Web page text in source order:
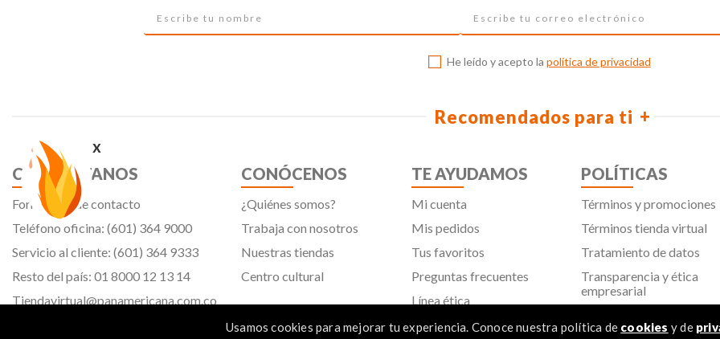
x
Usamos cookies para mejorar tu experiencia. Conoce nuestra política de cookies y de
He leído y acepto la política de privacidad
Recomendados para ti
CONTÁCTANOS
Formulario de contacto
Teléfono oficina: (601) 364 9000
Servicio al cliente: (601) 364 9333
Resto del país: 01 8000 12 13 14
Tiendavirtual@panamericana.com.co
CONÓCENOS
¿Quiénes somos?
Trabaja con nosotros
Nuestras tiendas
Centro cultural
TE AYUDAMOS
Mi cuenta
Mis pedidos
Tus favoritos
Preguntas frecuentes
Línea ética
Proveedores
POLÍTICAS
Términos y promociones
Términos tienda virtual
Tratamiento de datos
Transparencia y ética
empresarial